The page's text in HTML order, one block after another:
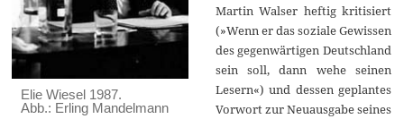
Elie Wiesel 1987.
Abb.: Erling Mandelmann
Martin Walser heftig kritisiert
(»Wenn er das soziale Gewissen
des gegenwärtigen Deutschland
sein soll, dann wehe seinen
Lesern«) und dessen geplantes
Vorwort zur Neuausgabe seines